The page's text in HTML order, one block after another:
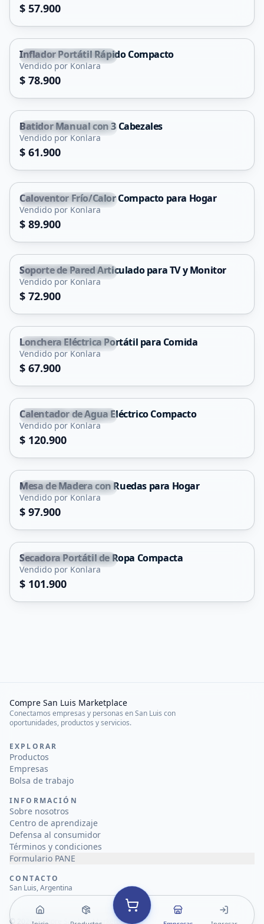
$ 57.900
Santa Rosa de Conlara
Inflador Portátil Rápido Compacto
Vendido por Konlara
$ 78.900
Santa Rosa de Conlara
Batidor Manual con 3 Cabezales
Vendido por Konlara
$ 61.900
Santa Rosa de Conlara
Caloventor Frío/Calor Compacto para Hogar
Vendido por Konlara
$ 89.900
Santa Rosa de Conlara
Soporte de Pared Articulado para TV y Monitor
Vendido por Konlara
$ 72.900
Santa Rosa de Conlara
Lonchera Eléctrica Portátil para Comida
Vendido por Konlara
$ 67.900
Santa Rosa de Conlara
Calentador de Agua Eléctrico Compacto
Vendido por Konlara
$ 120.900
Santa Rosa de Conlara
Mesa de Madera con Ruedas para Hogar
Vendido por Konlara
$ 97.900
Santa Rosa de Conlara
Secadora Portátil de Ropa Compacta
Vendido por Konlara
$ 101.900
Compre San Luis Marketplace
Conectamos empresas y personas en San Luis con
oportunidades, productos y servicios.
EXPLORAR
Productos
Empresas
Bolsa de trabajo
INFORMACIÓN
Sobre nosotros
Centro de aprendizaje
Defensa al consumidor
Términos y condiciones
Formulario PANE
CONTACTO
San Luis, Argentina
© 2026Compre San Luis Marketplace